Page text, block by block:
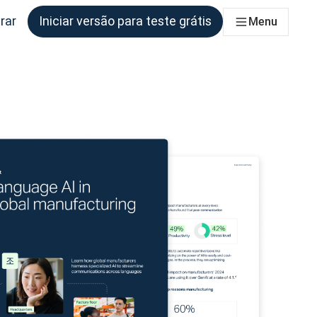
Iniciar versão para teste grátis Menu